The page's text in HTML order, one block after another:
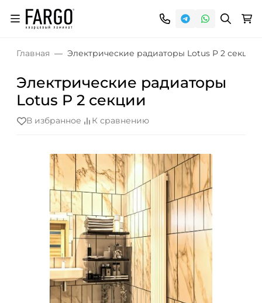
Главная Электрические радиаторы Lotus P 2 секции
Электрические радиаторы
Lotus P 2 секции
В избранное К сравнению